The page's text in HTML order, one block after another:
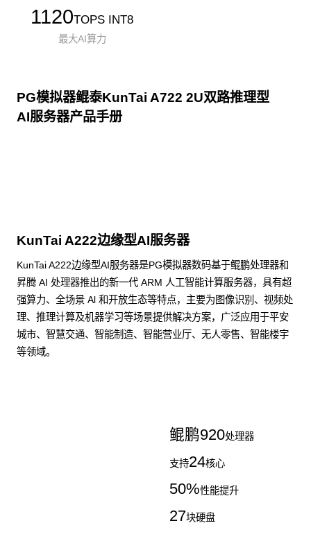
1120TOPS INT8
最大AI算力
PG模拟器鲲泰KunTai A722 2U双路推理型
AI服务器产品手册
KunTai A222边缘型AI服务器
KunTai A222边缘型AI服务器是PG模拟器数码基于鲲鹏处理器和
昇腾 AI 处理器推出的新一代 ARM 人工智能计算服务器，具有超
强算力、全场景 Al 和开放生态等特点，主要为图像识别、视频处
理、推理计算及机器学习等场景提供解决方案，广泛应用于平安
城市、智慧交通、智能制造、智能营业厅、无人零售、智能楼宇
等领域。
鲲鹏920处理器
支持24核心
50%性能提升
27块硬盘